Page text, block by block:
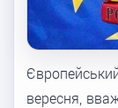
вересня,